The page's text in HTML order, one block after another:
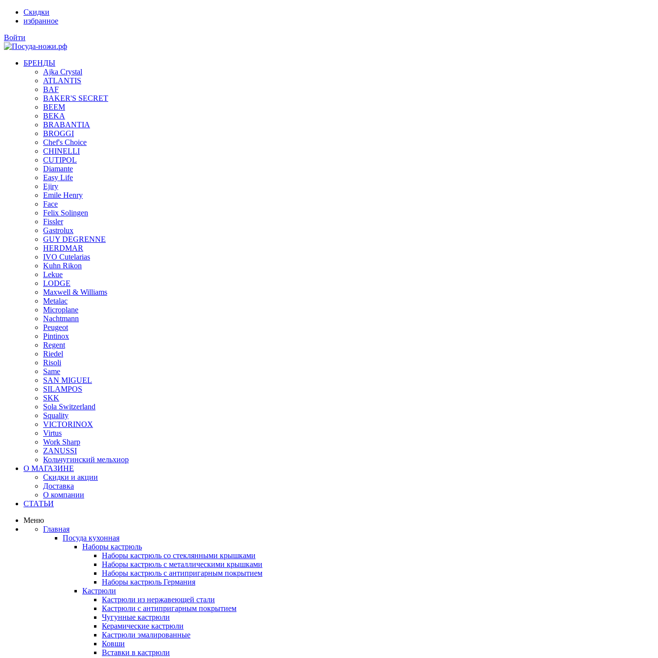
Скидки
избранное
Войти
БРЕНДЫ
Ajka Crystal
ATLANTIS
BAF
BAKER'S SECRET
BEEM
BEKA
BRABANTIA
BROGGI
Chef's Choice
CHINELLI
CUTIPOL
Diamante
Easy Life
Ejiry
Emile Henry
Face
Felix Solingen
Fissler
Gastrolux
GUY DEGRENNE
HERDMAR
IVO Cutelarias
Kuhn Rikon
Lekue
LODGE
Maxwell & Williams
Metalac
Microplane
Nachtmann
Peugeot
Pintinox
Regent
Riedel
Risoli
Same
SAN MIGUEL
SILAMPOS
SKK
Sola Switzerland
Squality
VICTORINOX
Virtus
Work Sharp
ZANUSSI
Кольчугинский мельхиор
О МАГАЗИНЕ
Скидки и акции
Доставка
О компании
СТАТЬИ
Меню
Главная
Посуда кухонная
Наборы кастрюль
Наборы кастрюль со стеклянными крышками
Наборы кастрюль с металлическими крышками
Наборы кастрюль с антипригарным покрытием
Наборы кастрюль Германия
Кастрюли
Кастрюли из нержавеющей стали
Кастрюли с антипригарным покрытием
Чугунные кастрюли
Керамические кастрюли
Кастрюли эмалированные
Ковши
Вставки в кастрюли